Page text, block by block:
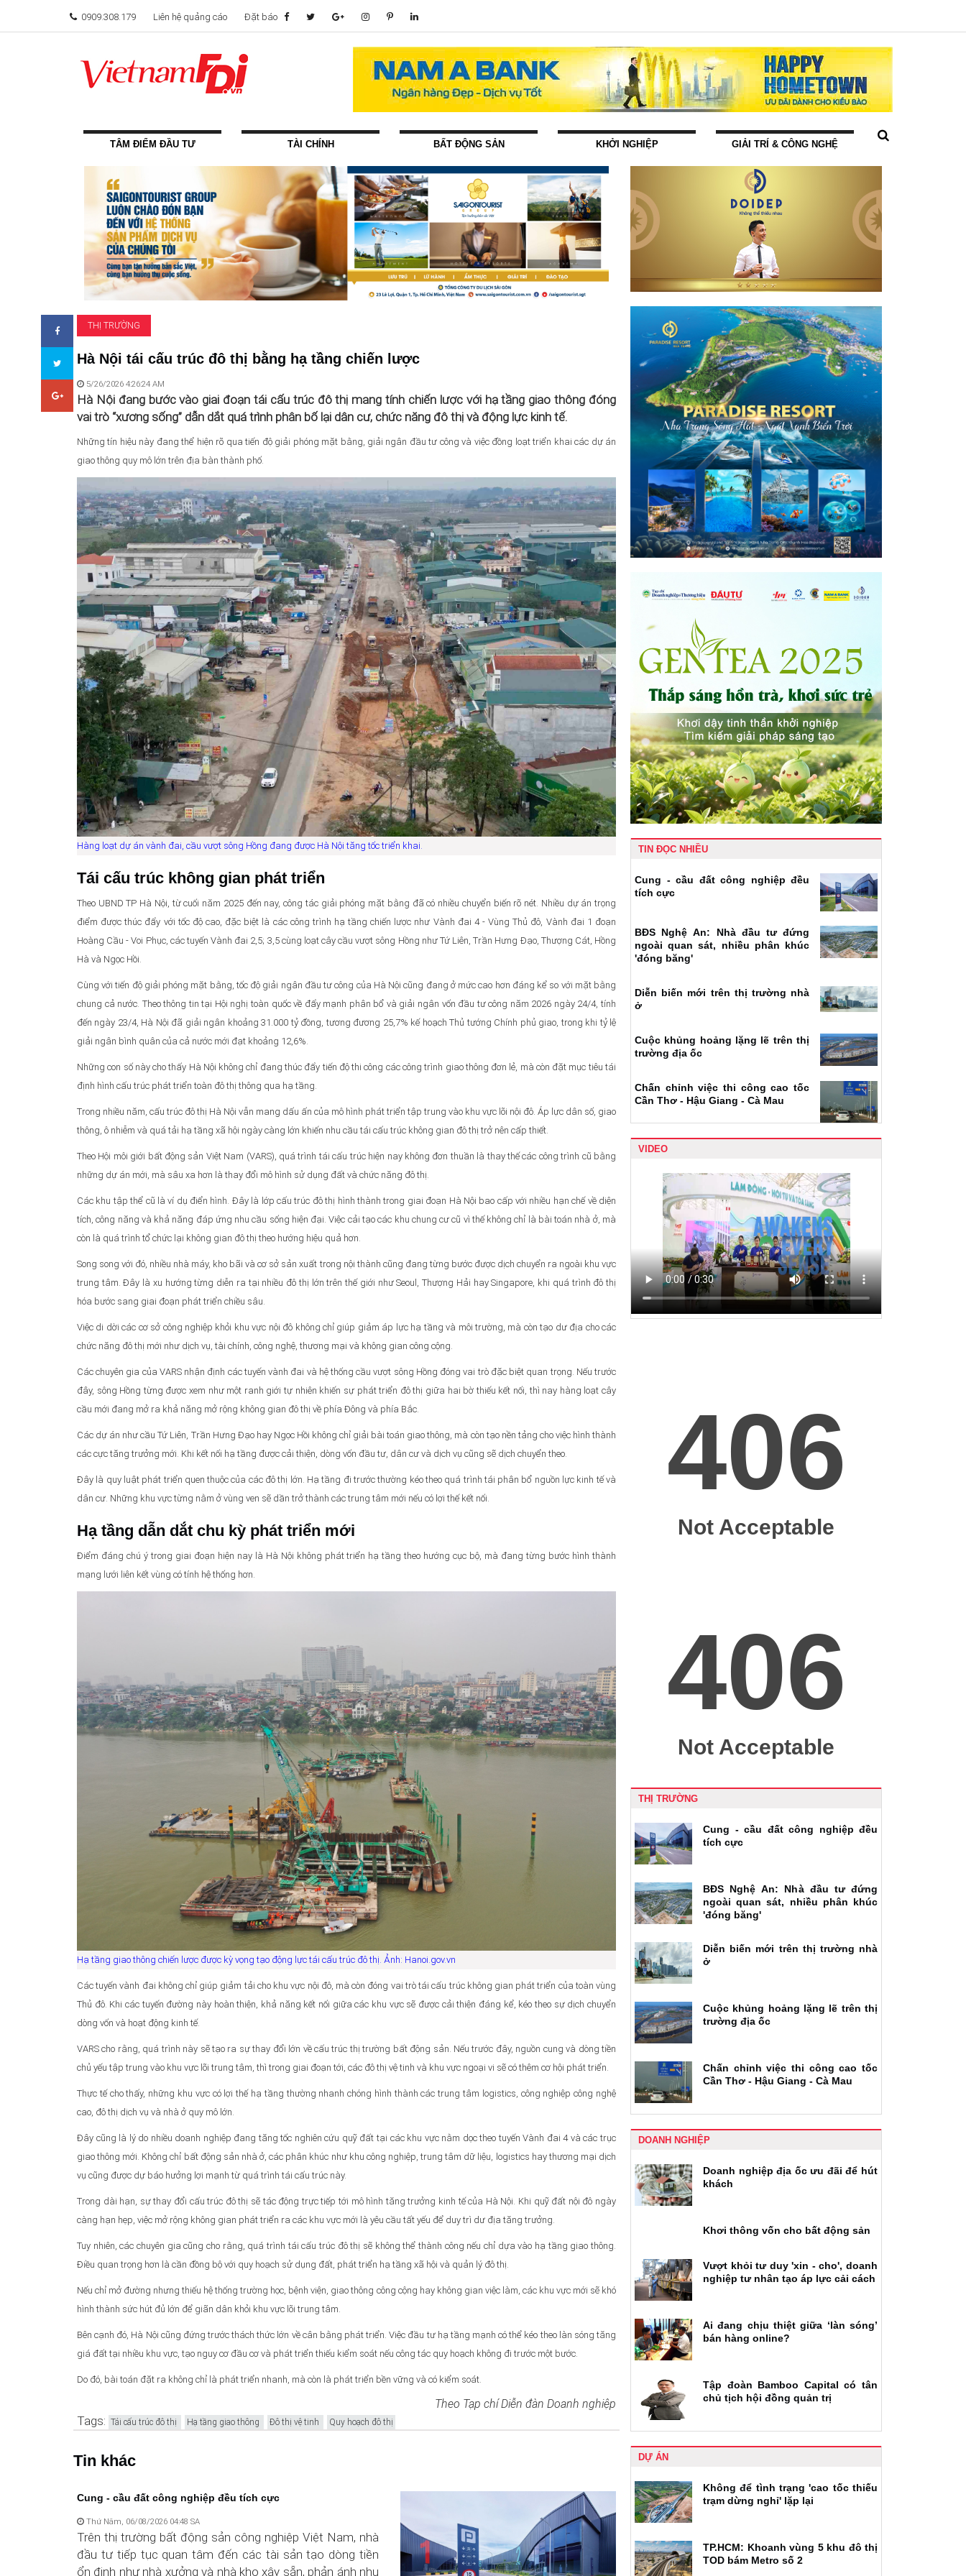
0909.308.179 Liên hệ quảng cáo Đặt báo
TÂM ĐIỂM ĐẦU TƯ TÀI CHÍNH BẤT ĐỘNG SẢN KHỞI NGHIỆP GIẢI TRÍ & CÔNG NGHỆ
THỊ TRƯỜNG
Hà Nội tái cấu trúc đô thị bằng hạ tầng chiến lược
5/26/2026 4:26:24 AM
Hà Nội đang bước vào giai đoạn tái cấu trúc đô thị mang tính chiến lược với hạ tầng giao thông đóng
vai trò “xương sống” dẫn dắt quá trình phân bố lại dân cư, chức năng đô thị và động lực kinh tế.
Những tín hiệu này đang thể hiện rõ qua tiến độ giải phóng mặt bằng, giải ngân đầu tư công và việc đồng loạt triển khai các dự án
giao thông quy mô lớn trên địa bàn thành phố.
Hàng loạt dự án vành đai, cầu vượt sông Hồng đang được Hà Nội tăng tốc triển khai.
Tái cấu trúc không gian phát triển
Theo UBND TP Hà Nội, từ cuối năm 2025 đến nay, công tác giải phóng mặt bằng đã có nhiều chuyển biến rõ nét. Nhiều dự án trọng
điểm được thúc đẩy với tốc độ cao, đặc biệt là các công trình hạ tầng chiến lược như Vành đai 4 - Vùng Thủ đô, Vành đai 1 đoạn
Hoàng Cầu - Voi Phục, các tuyến Vành đai 2,5; 3,5 cùng loạt cây cầu vượt sông Hồng như Tứ Liên, Trần Hưng Đạo, Thượng Cát, Hồng
Hà và Ngọc Hồi.
Cùng với tiến độ giải phóng mặt bằng, tốc độ giải ngân đầu tư công của Hà Nội cũng đang ở mức cao hơn đáng kể so với mặt bằng
chung cả nước. Theo thông tin tại Hội nghị toàn quốc về đẩy mạnh phân bổ và giải ngân vốn đầu tư công năm 2026 ngày 24/4, tính
đến ngày 23/4, Hà Nội đã giải ngân khoảng 31.000 tỷ đồng, tương đương 25,7% kế hoạch Thủ tướng Chính phủ giao, trong khi tỷ lệ
giải ngân bình quân của cả nước mới đạt khoảng 12,6%.
Những con số này cho thấy Hà Nội không chỉ đang thúc đẩy tiến độ thi công các công trình giao thông đơn lẻ, mà còn đặt mục tiêu tái
định hình cấu trúc phát triển toàn đô thị thông qua hạ tầng.
Trong nhiều năm, cấu trúc đô thị Hà Nội vẫn mang dấu ấn của mô hình phát triển tập trung vào khu vực lõi nội đô. Áp lực dân số, giao
thông, ô nhiễm và quá tải hạ tầng xã hội ngày càng lớn khiến nhu cầu tái cấu trúc không gian đô thị trở nên cấp thiết.
Theo Hội môi giới bất động sản Việt Nam (VARS), quá trình tái cấu trúc hiện nay không đơn thuần là thay thế các công trình cũ bằng
những dự án mới, mà sâu xa hơn là thay đổi mô hình sử dụng đất và chức năng đô thị.
Các khu tập thể cũ là ví dụ điển hình. Đây là lớp cấu trúc đô thị hình thành trong giai đoạn Hà Nội bao cấp với nhiều hạn chế về diện
tích, công năng và khả năng đáp ứng nhu cầu sống hiện đại. Việc cải tạo các khu chung cư cũ vì thế không chỉ là bài toán nhà ở, mà
còn là quá trình tổ chức lại không gian đô thị theo hướng hiệu quả hơn.
Song song với đó, nhiều nhà máy, kho bãi và cơ sở sản xuất trong nội thành cũng đang từng bước được dịch chuyển ra ngoài khu vực
trung tâm. Đây là xu hướng từng diễn ra tại nhiều đô thị lớn trên thế giới như Seoul, Thượng Hải hay Singapore, khi quá trình đô thị
hóa bước sang giai đoạn phát triển chiều sâu.
Việc di dời các cơ sở công nghiệp khỏi khu vực nội đô không chỉ giúp giảm áp lực hạ tầng và môi trường, mà còn tạo dư địa cho các
chức năng đô thị mới như dịch vụ, tài chính, công nghệ, thương mại và không gian công cộng.
Các chuyên gia của VARS nhận định các tuyến vành đai và hệ thống cầu vượt sông Hồng đóng vai trò đặc biệt quan trọng. Nếu trước
đây, sông Hồng từng được xem như một ranh giới tự nhiên khiến sự phát triển đô thị giữa hai bờ thiếu kết nối, thì nay hàng loạt cây
cầu mới đang mở ra khả năng mở rộng không gian đô thị về phía Đông và phía Bắc.
Các dự án như cầu Tứ Liên, Trần Hưng Đạo hay Ngọc Hồi không chỉ giải bài toán giao thông, mà còn tạo nền tảng cho việc hình thành
các cực tăng trưởng mới. Khi kết nối hạ tầng được cải thiện, dòng vốn đầu tư, dân cư và dịch vụ cũng sẽ dịch chuyển theo.
Đây là quy luật phát triển quen thuộc của các đô thị lớn. Hạ tầng đi trước thường kéo theo quá trình tái phân bổ nguồn lực kinh tế và
dân cư. Những khu vực từng nằm ở vùng ven sẽ dần trở thành các trung tâm mới nếu có lợi thế kết nối.
Hạ tầng dẫn dắt chu kỳ phát triển mới
Điểm đáng chú ý trong giai đoạn hiện nay là Hà Nội không phát triển hạ tầng theo hướng cục bộ, mà đang từng bước hình thành
mạng lưới liên kết vùng có tính hệ thống hơn.
Hạ tầng giao thông chiến lược được kỳ vọng tạo động lực tái cấu trúc đô thị. Ảnh: Hanoi.gov.vn
Các tuyến vành đai không chỉ giúp giảm tải cho khu vực nội đô, mà còn đóng vai trò tái cấu trúc không gian phát triển của toàn vùng
Thủ đô. Khi các tuyến đường này hoàn thiện, khả năng kết nối giữa các khu vực sẽ được cải thiện đáng kể, kéo theo sự dịch chuyển
dòng vốn và hoạt động kinh tế.
VARS cho rằng, quá trình này sẽ tạo ra sự thay đổi lớn về cấu trúc thị trường bất động sản. Nếu trước đây, nguồn cung và dòng tiền
chủ yếu tập trung vào khu vực lõi trung tâm, thì trong giai đoạn tới, các đô thị vệ tinh và khu vực ngoại vi sẽ có thêm cơ hội phát triển.
Thực tế cho thấy, những khu vực có lợi thế hạ tầng thường nhanh chóng hình thành các trung tâm logistics, công nghiệp công nghệ
cao, đô thị dịch vụ và nhà ở quy mô lớn.
Đây cũng là lý do nhiều doanh nghiệp đang tăng tốc nghiên cứu quỹ đất tại các khu vực nằm dọc theo tuyến Vành đai 4 và các trục
giao thông mới. Không chỉ bất động sản nhà ở, các phân khúc như khu công nghiệp, trung tâm dữ liệu, logistics hay thương mại dịch
vụ cũng được dự báo hưởng lợi mạnh từ quá trình tái cấu trúc này.
Trong dài hạn, sự thay đổi cấu trúc đô thị sẽ tác động trực tiếp tới mô hình tăng trưởng kinh tế của Hà Nội. Khi quỹ đất nội đô ngày
càng hạn hẹp, việc mở rộng không gian phát triển ra các khu vực mới là yêu cầu tất yếu để duy trì dư địa tăng trưởng.
Tuy nhiên, các chuyên gia cũng cho rằng, quá trình tái cấu trúc đô thị sẽ không thể thành công nếu chỉ dựa vào hạ tầng giao thông.
Điều quan trọng hơn là cần đồng bộ với quy hoạch sử dụng đất, phát triển hạ tầng xã hội và quản lý đô thị.
Nếu chỉ mở đường nhưng thiếu hệ thống trường học, bệnh viện, giao thông công cộng hay không gian việc làm, các khu vực mới sẽ khó
hình thành sức hút đủ lớn để giãn dân khỏi khu vực lõi trung tâm.
Bên cạnh đó, Hà Nội cũng đứng trước thách thức lớn về cân bằng phát triển. Việc đầu tư hạ tầng mạnh có thể kéo theo làn sóng tăng
giá đất tại nhiều khu vực, tạo nguy cơ đầu cơ và phát triển thiếu kiểm soát nếu công tác quy hoạch không đi trước một bước.
Do đó, bài toán đặt ra không chỉ là phát triển nhanh, mà còn là phát triển bền vững và có kiểm soát.
Theo Tạp chí Diễn đàn Doanh nghiệp
Tags: Tái cấu trúc đô thị Hạ tầng giao thông Đô thị vệ tinh Quy hoạch đô thị
Tin khác
Cung - cầu đất công nghiệp đều tích cực
Thứ Năm, 06/08/2026 04:48 SA
Trên thị trường bất động sản công nghiệp Việt Nam, nhà
đầu tư tiếp tục quan tâm đến các tài sản tạo dòng tiền
ổn định như nhà xưởng và nhà kho xây sẵn, phản ánh nhu
TIN ĐỌC NHIỀU
Cung - cầu đất công nghiệp đều
tích cực
BĐS Nghệ An: Nhà đầu tư đứng
ngoài quan sát, nhiều phân khúc
'đóng băng'
Diễn biến mới trên thị trường nhà
ở
Cuộc khủng hoảng lặng lẽ trên thị
trường địa ốc
Chấn chỉnh việc thi công cao tốc
Cần Thơ - Hậu Giang - Cà Mau
VIDEO
THỊ TRƯỜNG
Cung - cầu đất công nghiệp đều
tích cực
BĐS Nghệ An: Nhà đầu tư đứng
ngoài quan sát, nhiều phân khúc
'đóng băng'
Diễn biến mới trên thị trường nhà
ở
Cuộc khủng hoảng lặng lẽ trên thị
trường địa ốc
Chấn chỉnh việc thi công cao tốc
Cần Thơ - Hậu Giang - Cà Mau
DOANH NGHIỆP
Doanh nghiệp địa ốc ưu đãi để hút
khách
Khơi thông vốn cho bất động sản
Vượt khỏi tư duy 'xin - cho', doanh
nghiệp tư nhân tạo áp lực cải cách
Ai đang chịu thiệt giữa ‘làn sóng’
bán hàng online?
Tập đoàn Bamboo Capital có tân
chủ tịch hội đồng quản trị
DỰ ÁN
Không để tình trạng 'cao tốc thiếu
trạm dừng nghỉ' lặp lại
TP.HCM: Khoanh vùng 5 khu đô thị
TOD bám Metro số 2